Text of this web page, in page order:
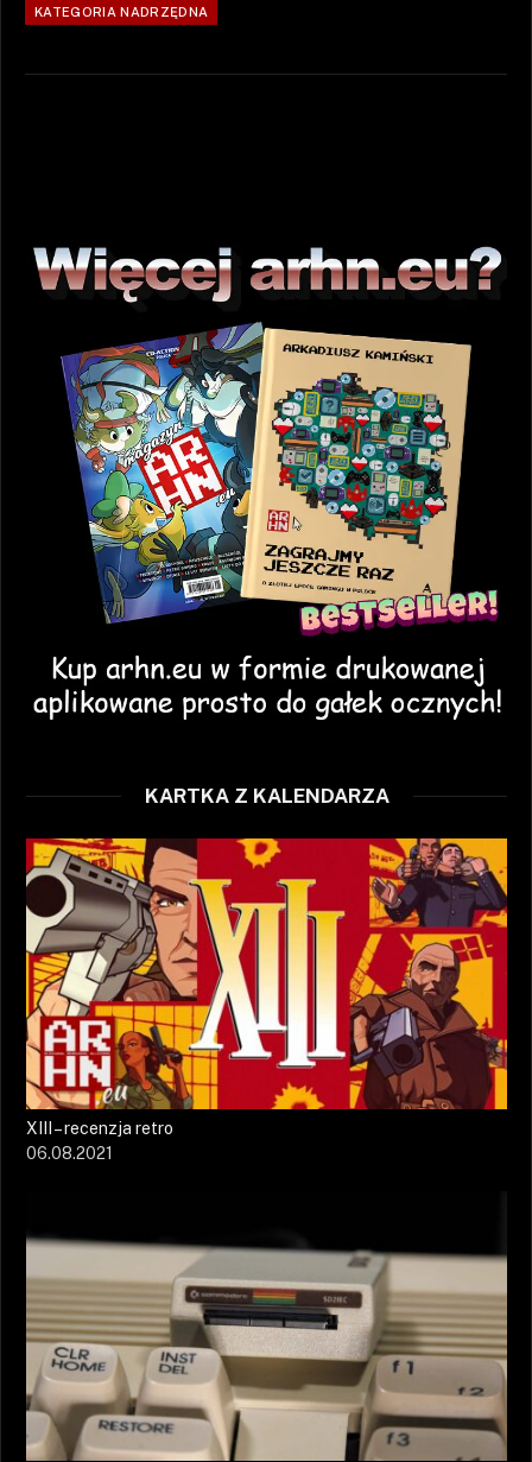
KATEGORIA NADRZĘDNA
KARTKA Z KALENDARZA
XIII – recenzja retro
06.08.2021